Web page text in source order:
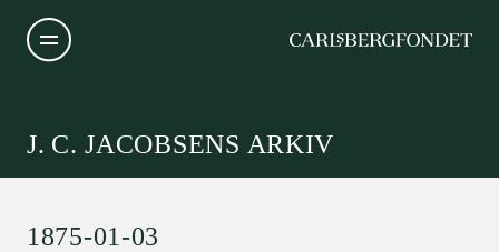
J. C. JACOBSENS ARKIV
1875-01-03